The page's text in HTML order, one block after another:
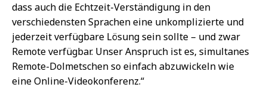
dass auch die Echtzeit-Verständigung in den
verschiedensten Sprachen eine unkomplizierte und
jederzeit verfügbare Lösung sein sollte – und zwar
Remote verfügbar. Unser Anspruch ist es, simultanes
Remote-Dolmetschen so einfach abzuwickeln wie
eine Online-Videokonferenz.“